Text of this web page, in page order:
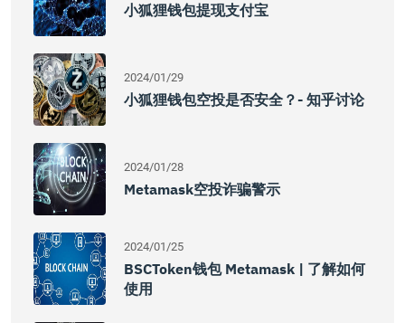
小狐狸钱包提现支付宝
2024/01/29
小狐狸钱包空投是否安全？- 知乎讨论
2024/01/28
Metamask空投诈骗警示
2024/01/25
BSCToken钱包 Metamask | 了解如何
使用